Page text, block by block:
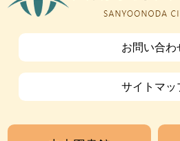
お問い合わ
サイトマッ